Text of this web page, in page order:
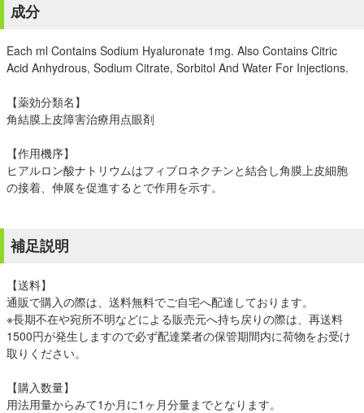
成分
Each ml Contains Sodium Hyaluronate 1mg. Also Contains Citric
Acid Anhydrous, Sodium Citrate, Sorbitol And Water For Injections.
【薬効分類名】
角結膜上皮障害治療用点眼剤
【作用機序】
ヒアルロン酸ナトリウムはフィブロネクチンと結合し角膜上皮細胞
の接着、伸展を促進するとで作用を示す。
補足説明
【送料】
通販で購入の際は、送料無料でご自宅へ配達しております。
※長期不在や宛所不明などによる販売元へ持ち戻りの際は、再送料
1500円が発生しますので必ず配達業者の保管期間内に荷物をお受け
取りください。
【購入数量】
用法用量からみて1か月に1ヶ月分量までとなります。